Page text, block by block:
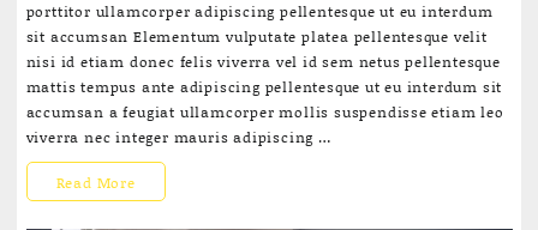
Page
Style
1
porttitor ullamcorper adipiscing pellentesque ut eu interdum
sit accumsan Elementum vulputate platea pellentesque velit
nisi id etiam donec felis viverra vel id sem netus pellentesque
mattis tempus ante adipiscing pellentesque ut eu interdum sit
accumsan a feugiat ullamcorper mollis suspendisse etiam leo
viverra nec integer mauris adipiscing …
Post
Read More